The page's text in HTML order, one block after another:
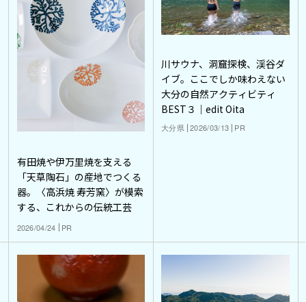
有田焼や伊万里焼を支える
「天草陶石」の産地でつくる
器。〈高浜焼 寿芳窯〉が模索
する、これからの伝統工芸
2026/04/24 PR
川サウナ、洞窟探検、渓谷ダ
イブ。ここでしか味わえない
大分の自然アクティビティ
BEST３｜edit Oita
大分県 2026/03/13 PR